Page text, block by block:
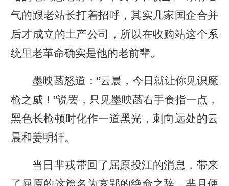
气的跟老站长打着招呼，其实几家国企合并
后才成立的土产公司，所以在收购站这个系
统里老革命确实是他的老前辈。
墨映菡怒道：“云晨，今日就让你见识魔
枪之威！”说罢，只见墨映菡右手食指一点，
黑色长枪顿时化作一道黑光，刺向远处的云
晨和姜明轩。
当日芈戎带回了屈原投江的消息，带来
了屈原的这篇名为哀郢的绝命之辞，芈月便